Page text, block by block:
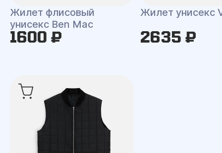
Жилет флисовый
унисекс Ben Mac
1600 ₽
Жилет унисекс
2635 ₽